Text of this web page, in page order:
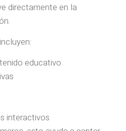
directamente en la
educativo
interactivos